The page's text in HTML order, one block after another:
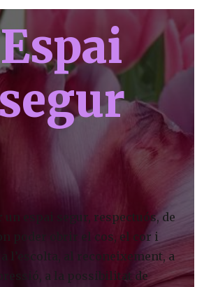
Espai
segur
un espai segur, respectuós, de
poder obrir el cos, el cor i
l’escolta, al reconeixement, a
a la possibilitat de